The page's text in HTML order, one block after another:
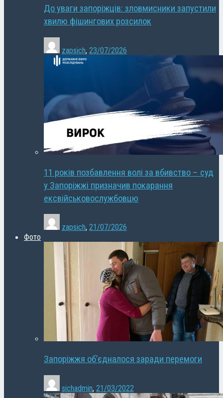
До уваги запоріжців: зловмисники запустили
хвилю фішингових розсилок
zapsich, 23/07/2026
11 років позбавлення волі за вбивство – суд
у Запоріжжі призначив покарання
ексвійськовослужбовцю
zapsich, 21/07/2026
Фото
Запоріжжя об’єдналося заради перемоги
sichadmin, 21/03/2022